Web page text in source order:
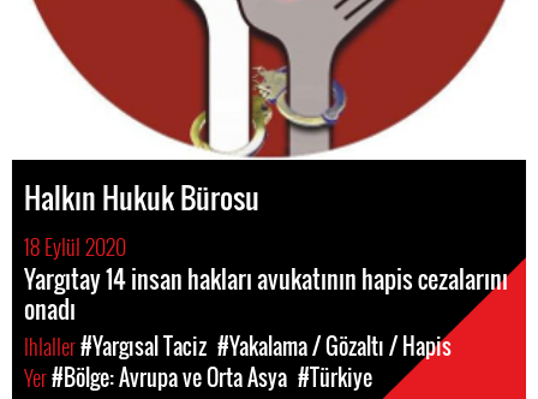
Halkın Hukuk Bürosu
18 Eylül 2020
Yargıtay 14 insan hakları avukatının hapis cezalarını
onadı
Ihlaller#Yargısal Taciz #Yakalama / Gözaltı / Hapis
Yer#Bölge: Avrupa ve Orta Asya #Türkiye